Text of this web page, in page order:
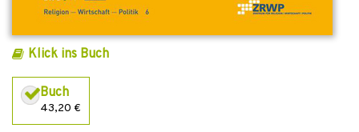
Klick ins Buch
Buch
43,20 €